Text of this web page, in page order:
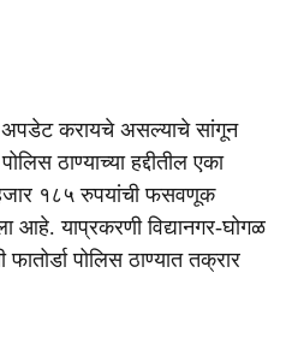
अपडेट करायचे असल्याचे सांगून
ठाण्याच्या हद्दीतील एका
१८५ रुपयांची फसवणूक
याप्रकरणी विद्यानगर-घोगळ
पोलिस ठाण्यात तक्रार